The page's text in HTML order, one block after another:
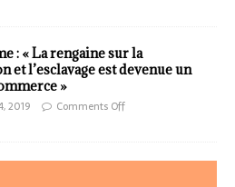
: « La rengaine sur la
et l’esclavage est devenue un
»
2019 Comments Off